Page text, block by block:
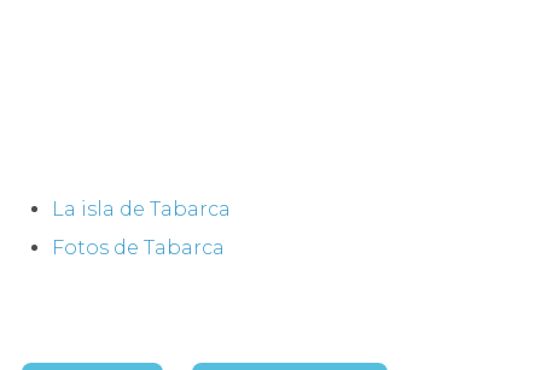
La isla de Tabarca
Fotos de Tabarca